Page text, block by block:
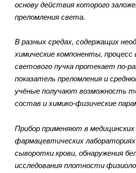
основу действия которого
преломления света.
В разных средах, содержащих
химические компоненты, процесс
светового пучка протекает по-
показатель преломления и
учёные получают возможность
состав и химико-физические
Прибор применяют в медицинских
фармацевтических лабораториях
сыворотки крови, обнаружения
исследования плотности